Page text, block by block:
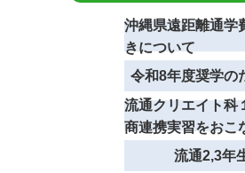
沖縄県遠距離通学
きについて
令和8年度奨学の
流通クリエイト
商連携実習をおこ
流通2,3年